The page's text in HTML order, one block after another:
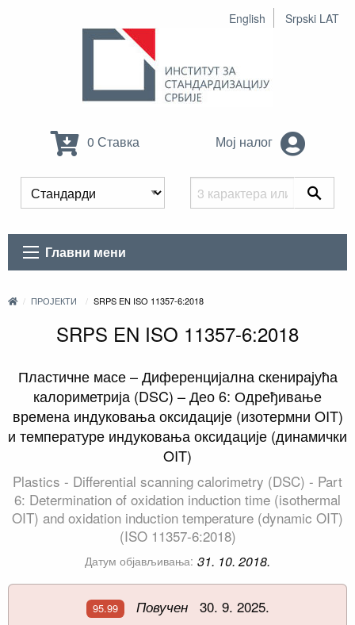
English Srpski LAT
0 Ставка Мој налог
Главни мени
ПРОЈЕКТИ SRPS EN ISO 11357-6:2018
SRPS EN ISO 11357-6:2018
Пластичне масе – Диференцијална скенирајућа
калориметрија (DSC) – Део 6: Одређивање
времена индуковања оксидације (изотермни OIT)
и температуре индуковања оксидације (динамички
OIT)
Plastics - Differential scanning calorimetry (DSC) - Part
6: Determination of oxidation induction time (isothermal
OIT) and oxidation induction temperature (dynamic OIT)
(ISO 11357-6:2018)
Датум објављивања: 31. 10. 2018.
95.99 Повучен30. 9. 2025.